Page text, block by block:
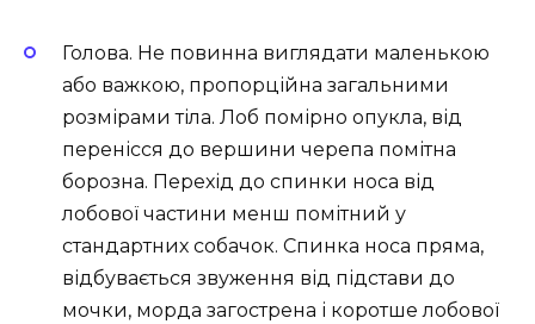
Голова. Не повинна виглядати маленькою
або важкою, пропорційна загальними
розмірами тіла. Лоб помірно опукла, від
перенісся до вершини черепа помітна
борозна. Перехід до спинки носа від
лобової частини менш помітний у
стандартних собачок. Спинка носа пряма,
відбувається звуження від підстави до
мочки, морда загострена і коротше лобової